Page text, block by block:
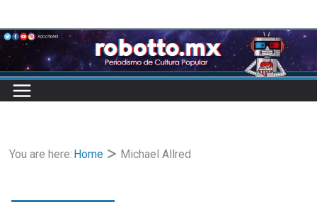
to
content
You are here: Home Michael Allred